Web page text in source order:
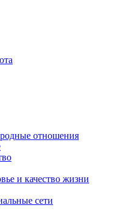
отношения
и качество жизни
сети